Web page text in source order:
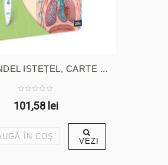
ISTEȚEL, CARTE ...
101,58 lei
ÎN COŞ VEZI